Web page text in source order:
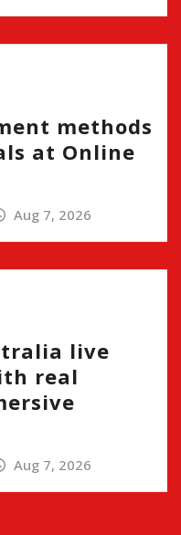
methods
at Online
Aug 7, 2026
live
real
Aug 7, 2026